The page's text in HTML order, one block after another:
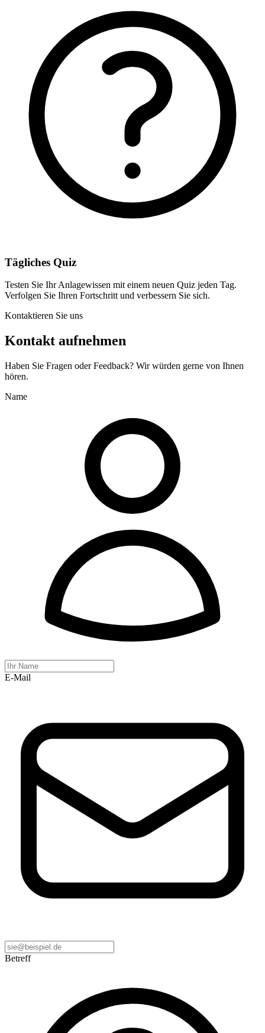
Tägliches Quiz
Testen Sie Ihr Anlagewissen mit einem neuen Quiz jeden Tag.
Verfolgen Sie Ihren Fortschritt und verbessern Sie sich.
Kontaktieren Sie uns
Kontakt aufnehmen
Haben Sie Fragen oder Feedback? Wir würden gerne von Ihnen
hören.
Name
E-Mail
Betreff